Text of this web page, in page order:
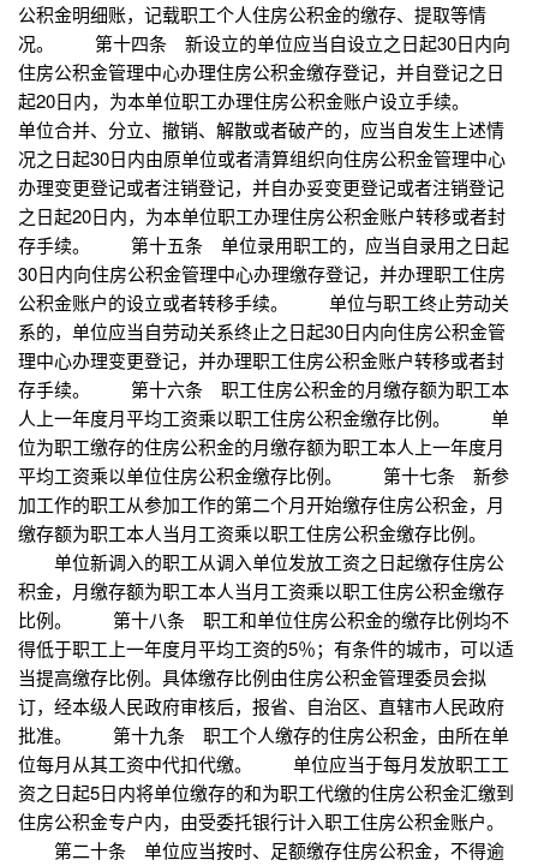
公积金明细账，记载职工个人住房公积金的缴存、提取等情
况。 第十四条 新设立的单位应当自设立之日起30日内向
住房公积金管理中心办理住房公积金缴存登记，并自登记之日
起20日内，为本单位职工办理住房公积金账户设立手续。
单位合并、分立、撤销、解散或者破产的，应当自发生上述情
况之日起30日内由原单位或者清算组织向住房公积金管理中心
办理变更登记或者注销登记，并自办妥变更登记或者注销登记
之日起20日内，为本单位职工办理住房公积金账户转移或者封
存手续。 第十五条 单位录用职工的，应当自录用之日起
30日内向住房公积金管理中心办理缴存登记，并办理职工住房
公积金账户的设立或者转移手续。 单位与职工终止劳动关
系的，单位应当自劳动关系终止之日起30日内向住房公积金管
理中心办理变更登记，并办理职工住房公积金账户转移或者封
存手续。 第十六条 职工住房公积金的月缴存额为职工本
人上一年度月平均工资乘以职工住房公积金缴存比例。 单
位为职工缴存的住房公积金的月缴存额为职工本人上一年度月
平均工资乘以单位住房公积金缴存比例。 第十七条 新参
加工作的职工从参加工作的第二个月开始缴存住房公积金，月
缴存额为职工本人当月工资乘以职工住房公积金缴存比例。
单位新调入的职工从调入单位发放工资之日起缴存住房公
积金，月缴存额为职工本人当月工资乘以职工住房公积金缴存
比例。 第十八条 职工和单位住房公积金的缴存比例均不
得低于职工上一年度月平均工资的5％；有条件的城市，可以适
当提高缴存比例。具体缴存比例由住房公积金管理委员会拟
订，经本级人民政府审核后，报省、自治区、直辖市人民政府
批准。 第十九条 职工个人缴存的住房公积金，由所在单
位每月从其工资中代扣代缴。 单位应当于每月发放职工工
资之日起5日内将单位缴存的和为职工代缴的住房公积金汇缴到
住房公积金专户内，由受委托银行计入职工住房公积金账户。
第二十条 单位应当按时、足额缴存住房公积金，不得逾